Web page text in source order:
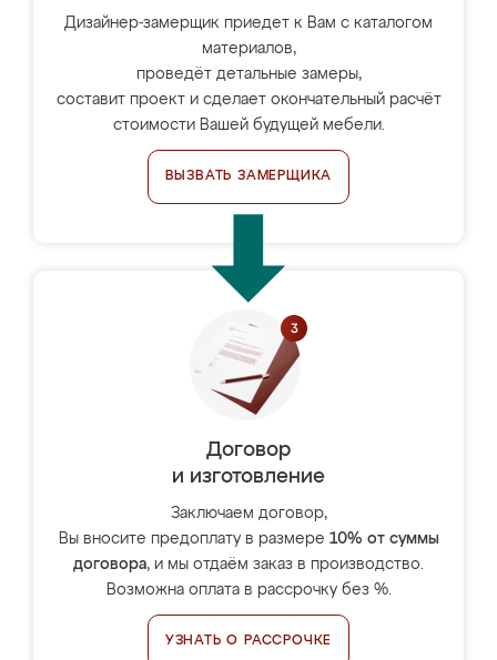
Дизайнер-замерщик приедет к Вам с каталогом
материалов,
проведёт детальные замеры,
составит проект и сделает окончательный расчёт
стоимости Вашей будущей мебели.
ВЫЗВАТЬ ЗАМЕРЩИКА
Договор
и изготовление
Заключаем договор,
Вы вносите предоплату в размере 10% от суммы
договора, и мы отдаём заказ в производство.
Возможна оплата в рассрочку без %.
УЗНАТЬ О РАССРОЧКЕ